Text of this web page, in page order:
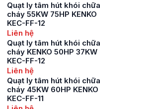
Quạt ly tâm hút khói chữa
cháy 55KW 75HP KENKO
KEC-FF-12
Liên hệ
Quạt ly tâm hút khói chữa
cháy KENKO 50HP 37KW
KEC-FF-12
Liên hệ
Quạt ly tâm hút khói chữa
cháy 45KW 60HP KENKO
KEC-FF-11